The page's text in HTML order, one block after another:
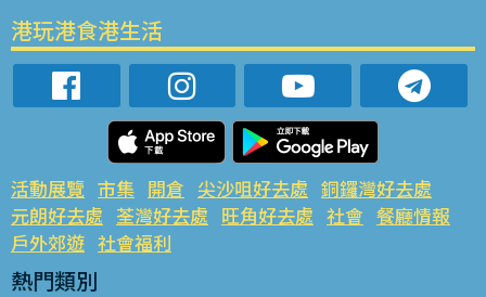
港玩港食港生活
活動展覽 市集 開倉 尖沙咀好去處 銅鑼灣好去處
元朗好去處 荃灣好去處 旺角好去處 社會 餐廳情報
戶外郊遊 社會福利
熱門類別